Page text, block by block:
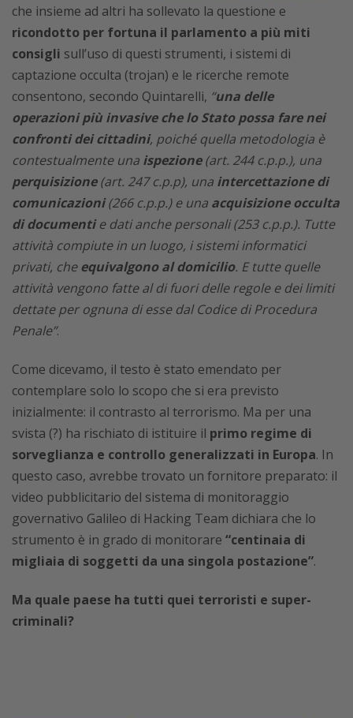
che insieme ad altri ha sollevato la questione e
ricondotto per fortuna il parlamento a più miti
consigli sull’uso di questi strumenti, i sistemi di
captazione occulta (trojan) e le ricerche remote
consentono, secondo Quintarelli, “una delle
operazioni più invasive che lo Stato possa fare nei
confronti dei cittadini, poiché quella metodologia è
contestualmente una ispezione(art. 244 c.p.p.), una
perquisizione(art. 247 c.p.p), una intercettazione di
comunicazioni(266 c.p.p.) e una acquisizione occulta
di documentie dati anche personali (253 c.p.p.). Tutte
attività compiute in un luogo, i sistemi informatici
privati, cheequivalgono al domicilio. E tutte quelle
attività vengono fatte al di fuori delle regole e dei limiti
dettate per ognuna di esse dal Codice di Procedura
Penale”.
Come dicevamo, il testo è stato emendato per
contemplare solo lo scopo che si era previsto
inizialmente: il contrasto al terrorismo. Ma per una
svista (?) ha rischiato di istituire il primo regime di
sorveglianza e controllo generalizzati in Europa. In
questo caso, avrebbe trovato un fornitore preparato: il
video pubblicitario del sistema di monitoraggio
governativo Galileo di Hacking Team dichiara che lo
strumento è in grado di monitorare “centinaia di
migliaia di soggetti da una singola postazione”.
Ma quale paese ha tutti quei terroristi e super-
criminali?